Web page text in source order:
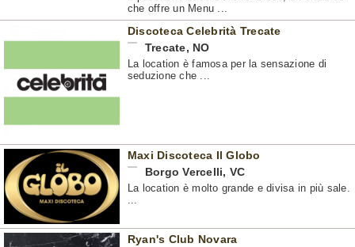
che offre un Menu ...
Discoteca Celebrità Trecate
Trecate, NO
La location è famosa per la sensazione di
seduzione che ...
Maxi Discoteca Il Globo
Borgo Vercelli, VC
La location è molto grande e divisa in più sale.
Ryan's Club Novara